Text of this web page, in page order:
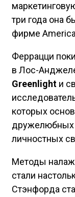
три года она
фирме
Феррацци
в Лос-
Greenlight и
которых
дружелюбных
личностных
Методы
стали
Стэнфорда